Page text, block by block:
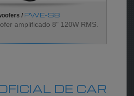
/ PWE-S8
amplificado 8" 120W RMS.
DE CAR